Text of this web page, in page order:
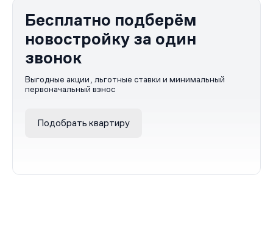
Бесплатно подберём
новостройку за один
звонок
Выгодные акции, льготные ставки и минимальный
первоначальный взнос
Подобрать квартиру